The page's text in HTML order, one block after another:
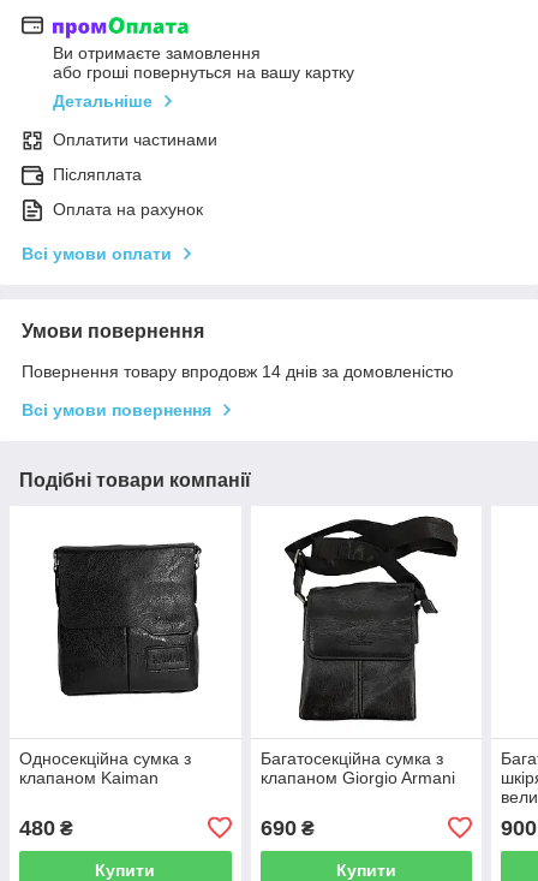
Ви отримаєте замовлення
або гроші повернуться на вашу картку
Детальніше
Оплатити частинами
Післяплата
Оплата на рахунок
Всі умови оплати
Умови повернення
Повернення товару впродовж 14 днів за домовленістю
Всі умови повернення
Подібні товари компанії
Односекційна сумка з
клапаном Kaiman
480 ₴
Купити
Багатосекційна сумка з
клапаном Giorgio Armani
690₴
Купити
900